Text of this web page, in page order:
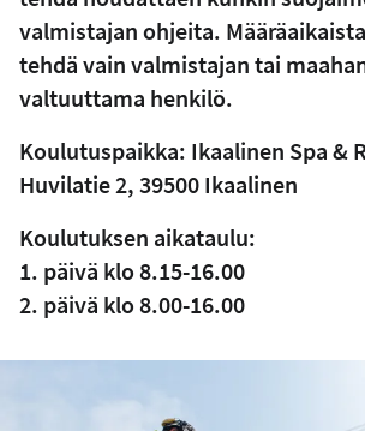
valmistajan ohjeita.
tehdä vain valmistajan tai
valtuuttama henkilö.
Koulutuspaikka: Ikaalinen Spa &
Huvilatie 2, 39500 Ikaalinen
Koulutuksen aikataulu:
1. päivä klo 8.15-16.00
2. päivä klo 8.00-16.00